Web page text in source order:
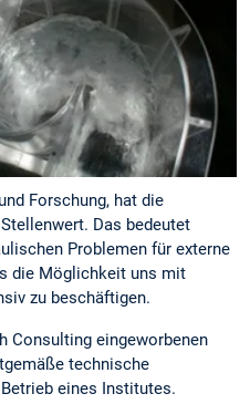
Forschung, hat die
Das bedeutet
Problemen für externe
die Möglichkeit uns mit
zu beschäftigen.
Consulting eingeworbenen
technische
eines Institutes.